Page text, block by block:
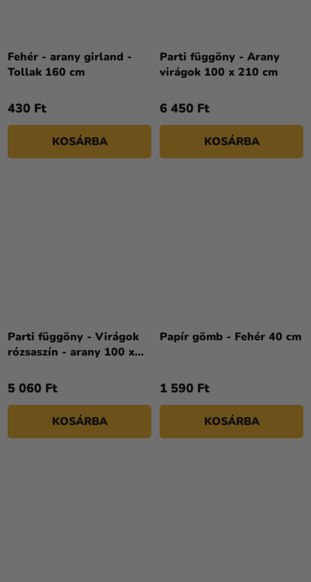
Fehér - arany girland -
Tollak 160 cm
430 Ft
KOSÁRBA
Parti függöny - Arany
virágok 100 x 210 cm
6 450 Ft
KOSÁRBA
Parti függöny - Virágok
rózsaszín - arany 100 x
5 060 Ft
KOSÁRBA
Papír gömb - Fehér 40 cm
1 590 Ft
KOSÁRBA